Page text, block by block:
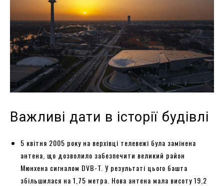
Важливі дати в історії будівлі
5 квітня 2005 року на верхівці телевежі була замінена
антена, що дозволило забезпечити великий район
Мюнхена сигналом DVB-T. У результаті цього башта
збільшилася на 1,75 метра. Нова антена мала висоту 19,2